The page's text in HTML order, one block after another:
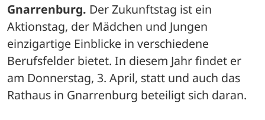
Gnarrenburg. Der Zukunftstag ist ein
Aktionstag, der Mädchen und Jungen
einzigartige Einblicke in verschiedene
Berufsfelder bietet. In diesem Jahr findet er
am Donnerstag, 3. April, statt und auch das
Rathaus in Gnarrenburg beteiligt sich daran.